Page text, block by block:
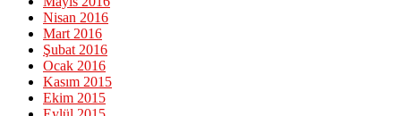
Nisan 2016
Mart 2016
Şubat 2016
Ocak 2016
Kasım 2015
Ekim 2015